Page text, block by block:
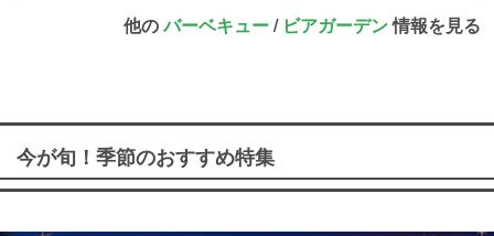
他のバーベキュー/ ビアガーデン情報を見る
今が旬！季節のおすすめ特集